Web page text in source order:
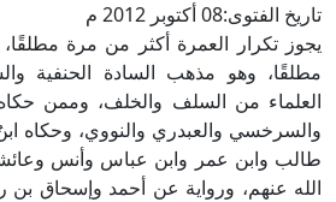
تاريخ الفتوى:08 أكتوبر 2012 م
يجوز تكرار العمرة أكثر من مرة
مطلقًا، وهو مذهب السادة الحنفية
العلماء من السلف والخلف، وممن
والسرخسي والعبدري والنووي، وحكاه
طالب وابن عمر وابن عباس وأنس
الله عنهم، ورواية عن أحمد وإسحاق